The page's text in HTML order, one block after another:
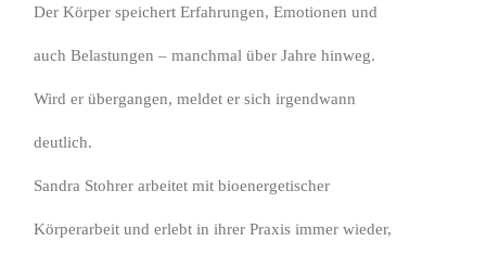
Der Körper speichert Erfahrungen, Emotionen und
auch Belastungen – manchmal über Jahre hinweg.
Wird er übergangen, meldet er sich irgendwann
deutlich.
Sandra Stohrer arbeitet mit bioenergetischer
Körperarbeit und erlebt in ihrer Praxis immer wieder,